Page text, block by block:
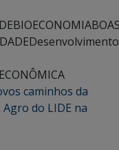
BIOECONOMIA
Desenvolvimento
caminhos da
do LIDE na